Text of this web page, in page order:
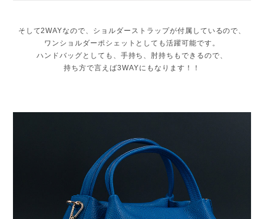
そして2WAYなので、ショルダーストラップが付属しているので、
ワンショルダーポシェットとしても活躍可能です。
ハンドバッグとしても、手持ち、肘持ちもできるので、
持ち方で言えば3WAYにもなります！！